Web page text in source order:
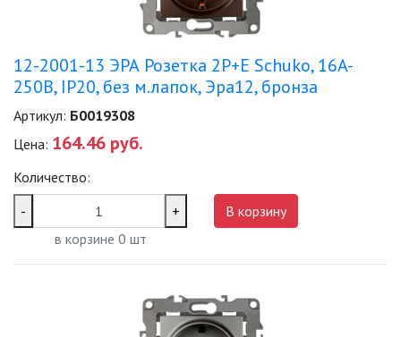
ЗАДАТЬ ВОПРОС
ЗАЯВКА
12-2001-13 ЭРА Розетка 2P+E Schuko, 16A-
250В, IP20, без м.лапок, Эра12, бронза
Артикул: Б0019308
Цена: 164.46 руб.
Количество:
-
+
в корзине 0 шт
В корзину